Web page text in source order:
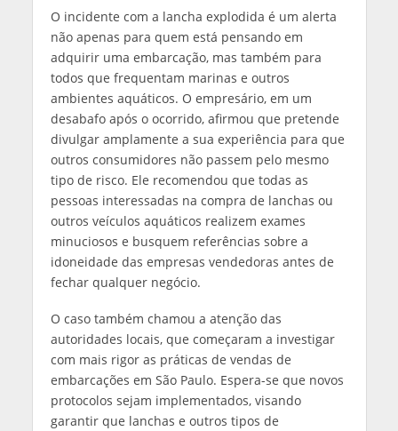
O incidente com a lancha explodida é um alerta
não apenas para quem está pensando em
adquirir uma embarcação, mas também para
todos que frequentam marinas e outros
ambientes aquáticos. O empresário, em um
desabafo após o ocorrido, afirmou que pretende
divulgar amplamente a sua experiência para que
outros consumidores não passem pelo mesmo
tipo de risco. Ele recomendou que todas as
pessoas interessadas na compra de lanchas ou
outros veículos aquáticos realizem exames
minuciosos e busquem referências sobre a
idoneidade das empresas vendedoras antes de
fechar qualquer negócio.
O caso também chamou a atenção das
autoridades locais, que começaram a investigar
com mais rigor as práticas de vendas de
embarcações em São Paulo. Espera-se que novos
protocolos sejam implementados, visando
garantir que lanchas e outros tipos de